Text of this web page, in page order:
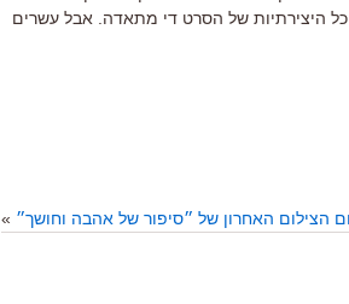
היצירתיות של הסרט די מתאדה. אבל עשרים
הצילום האחרון של ״סיפור של אהבה וחושך״ »